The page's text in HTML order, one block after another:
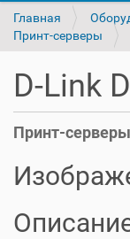
Главная
Принт-серверы
D-Link
Принт-